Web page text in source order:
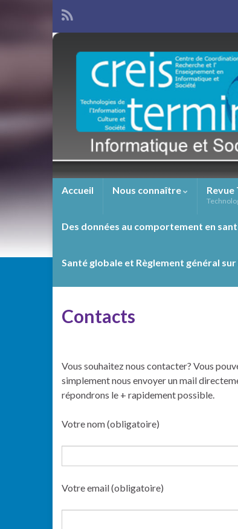
Accueil Nous connaître Revue
Des données au comportement en
Santé globale et Règlement général
Contacts
Vous souhaitez nous contacter? Vous
simplement nous envoyer un mail
répondrons le + rapidement possible.
Votre nom (obligatoire)
Votre email (obligatoire)